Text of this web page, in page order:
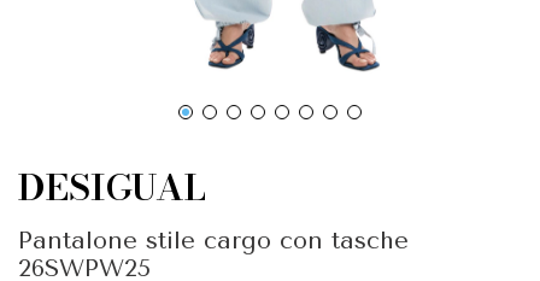
DESIGUAL
Pantalone stile cargo con tasche
26SWPW25